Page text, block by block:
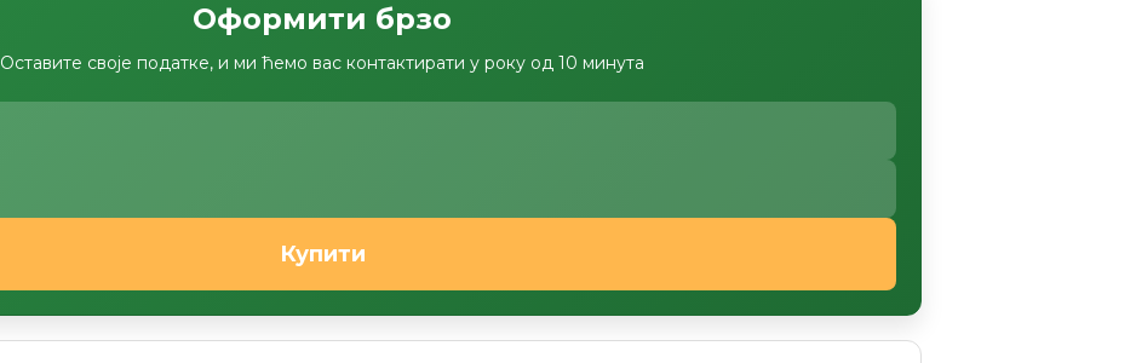
Оформити брзо
Оставите своје податке, и ми ћемо вас контактирати у року од 10 минута
Купити